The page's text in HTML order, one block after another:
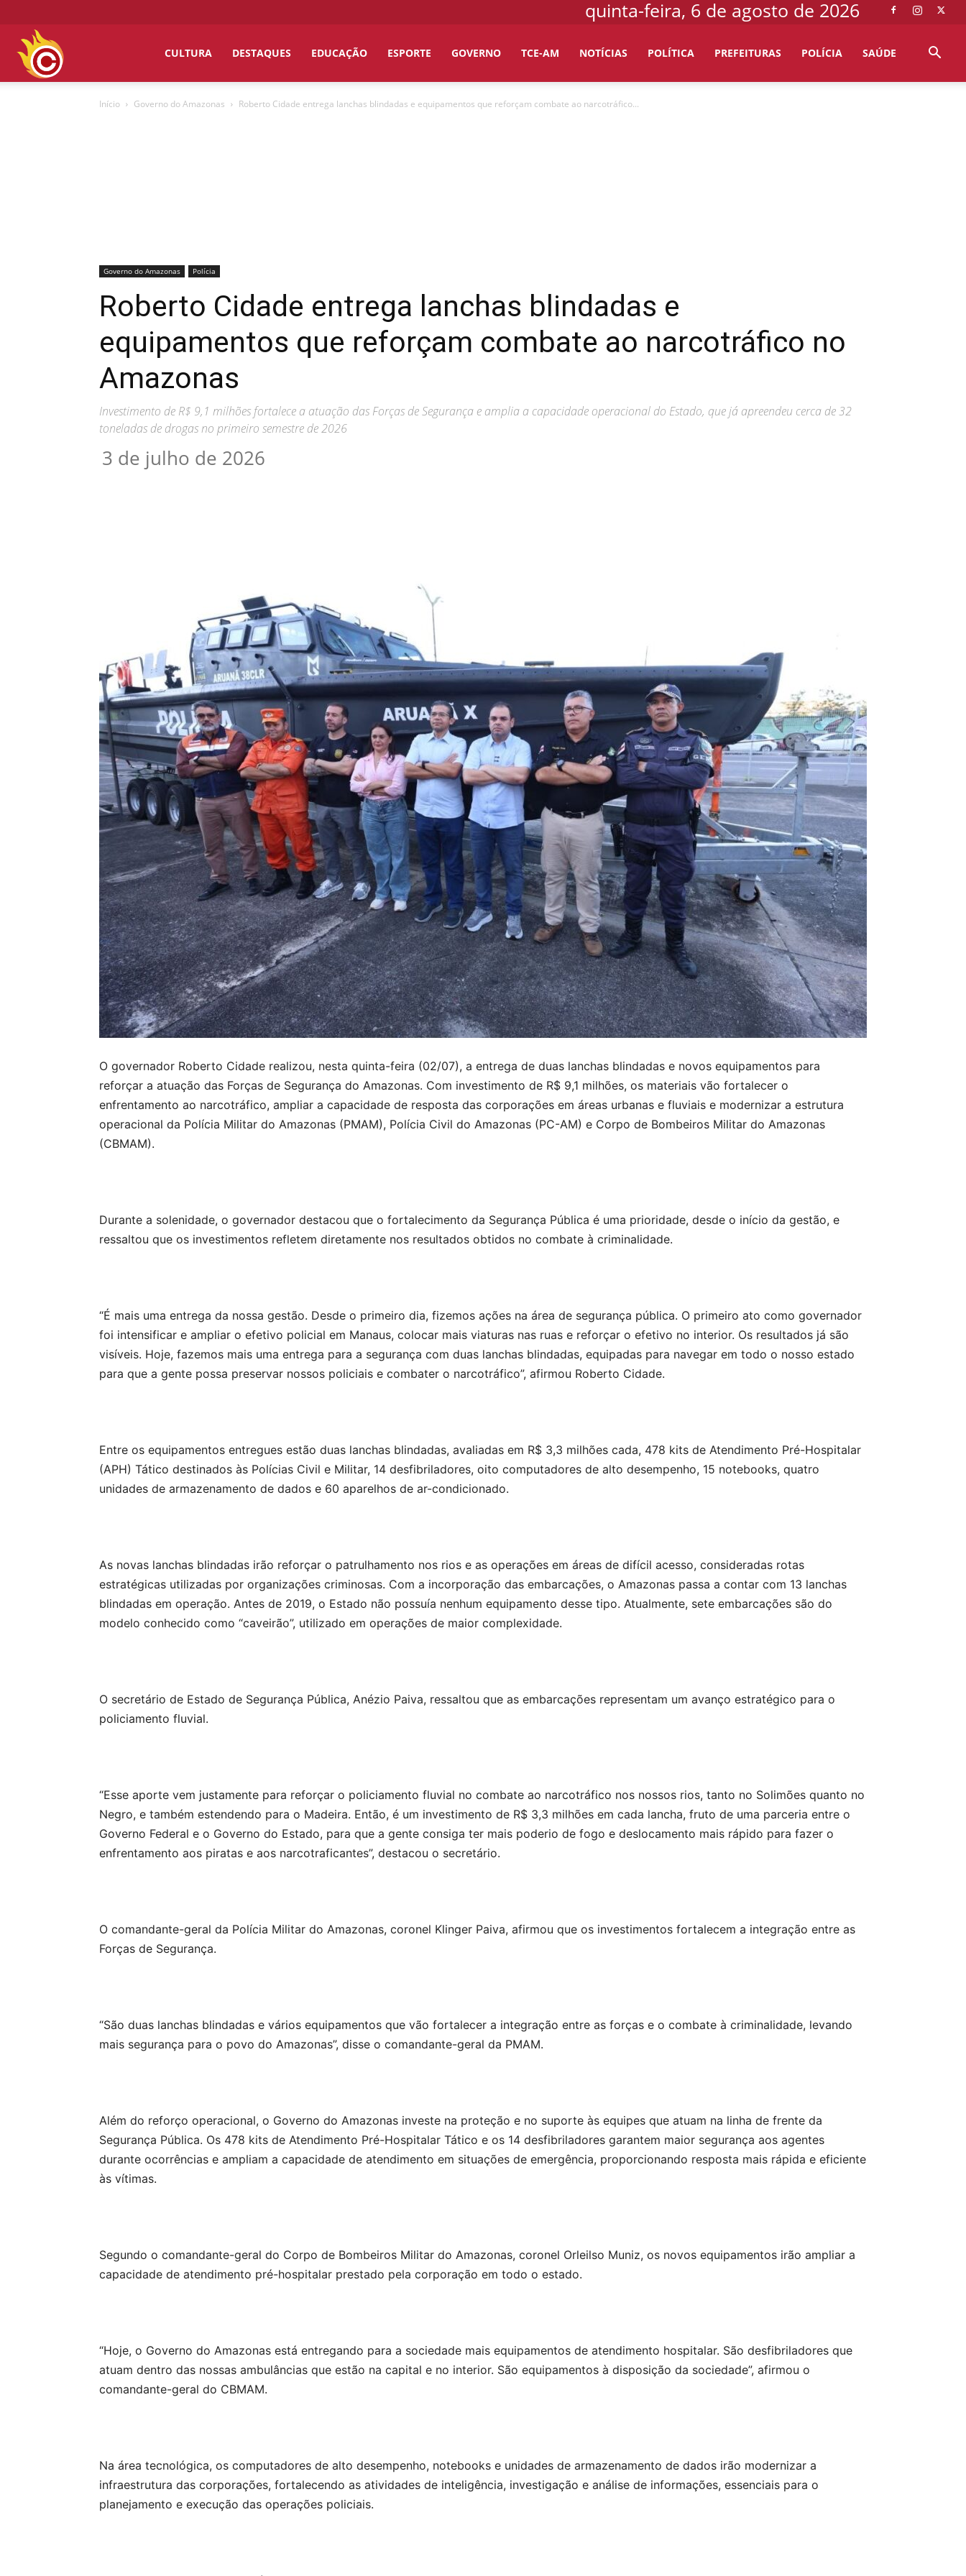
quinta-feira, 6 de agosto de 2026
CULTURA DESTAQUES EDUCAÇÃO ESPORTE GOVERNO TCE-AM NOTÍCIAS POLÍTICA PREFEITURAS POLÍCIA SAÚDE
Início Governo do Amazonas Roberto Cidade entrega lanchas blindadas e equipamentos que reforçam combate ao narcotráfico...
Governo do Amazonas Polícia
Roberto Cidade entrega lanchas blindadas e
equipamentos que reforçam combate ao narcotráfico no
Amazonas
Investimento de R$ 9,1 milhões fortalece a atuação das Forças de Segurança e amplia a capacidade operacional do Estado, que já apreendeu cerca de 32
toneladas de drogas no primeiro semestre de 2026
3 de julho de 2026
O governador Roberto Cidade realizou, nesta quinta-feira (02/07), a entrega de duas lanchas blindadas e novos equipamentos para
reforçar a atuação das Forças de Segurança do Amazonas. Com investimento de R$ 9,1 milhões, os materiais vão fortalecer o
enfrentamento ao narcotráfico, ampliar a capacidade de resposta das corporações em áreas urbanas e fluviais e modernizar a estrutura
operacional da Polícia Militar do Amazonas (PMAM), Polícia Civil do Amazonas (PC-AM) e Corpo de Bombeiros Militar do Amazonas
(CBMAM).
Durante a solenidade, o governador destacou que o fortalecimento da Segurança Pública é uma prioridade, desde o início da gestão, e
ressaltou que os investimentos refletem diretamente nos resultados obtidos no combate à criminalidade.
“É mais uma entrega da nossa gestão. Desde o primeiro dia, fizemos ações na área de segurança pública. O primeiro ato como governador
foi intensificar e ampliar o efetivo policial em Manaus, colocar mais viaturas nas ruas e reforçar o efetivo no interior. Os resultados já são
visíveis. Hoje, fazemos mais uma entrega para a segurança com duas lanchas blindadas, equipadas para navegar em todo o nosso estado
para que a gente possa preservar nossos policiais e combater o narcotráfico”, afirmou Roberto Cidade.
Entre os equipamentos entregues estão duas lanchas blindadas, avaliadas em R$ 3,3 milhões cada, 478 kits de Atendimento Pré-Hospitalar
(APH) Tático destinados às Polícias Civil e Militar, 14 desfibriladores, oito computadores de alto desempenho, 15 notebooks, quatro
unidades de armazenamento de dados e 60 aparelhos de ar-condicionado.
As novas lanchas blindadas irão reforçar o patrulhamento nos rios e as operações em áreas de difícil acesso, consideradas rotas
estratégicas utilizadas por organizações criminosas. Com a incorporação das embarcações, o Amazonas passa a contar com 13 lanchas
blindadas em operação. Antes de 2019, o Estado não possuía nenhum equipamento desse tipo. Atualmente, sete embarcações são do
modelo conhecido como “caveirão”, utilizado em operações de maior complexidade.
O secretário de Estado de Segurança Pública, Anézio Paiva, ressaltou que as embarcações representam um avanço estratégico para o
policiamento fluvial.
“Esse aporte vem justamente para reforçar o policiamento fluvial no combate ao narcotráfico nos nossos rios, tanto no Solimões quanto no
Negro, e também estendendo para o Madeira. Então, é um investimento de R$ 3,3 milhões em cada lancha, fruto de uma parceria entre o
Governo Federal e o Governo do Estado, para que a gente consiga ter mais poderio de fogo e deslocamento mais rápido para fazer o
enfrentamento aos piratas e aos narcotraficantes”, destacou o secretário.
O comandante-geral da Polícia Militar do Amazonas, coronel Klinger Paiva, afirmou que os investimentos fortalecem a integração entre as
Forças de Segurança.
“São duas lanchas blindadas e vários equipamentos que vão fortalecer a integração entre as forças e o combate à criminalidade, levando
mais segurança para o povo do Amazonas”, disse o comandante-geral da PMAM.
Além do reforço operacional, o Governo do Amazonas investe na proteção e no suporte às equipes que atuam na linha de frente da
Segurança Pública. Os 478 kits de Atendimento Pré-Hospitalar Tático e os 14 desfibriladores garantem maior segurança aos agentes
durante ocorrências e ampliam a capacidade de atendimento em situações de emergência, proporcionando resposta mais rápida e eficiente
às vítimas.
Segundo o comandante-geral do Corpo de Bombeiros Militar do Amazonas, coronel Orleilso Muniz, os novos equipamentos irão ampliar a
capacidade de atendimento pré-hospitalar prestado pela corporação em todo o estado.
“Hoje, o Governo do Amazonas está entregando para a sociedade mais equipamentos de atendimento hospitalar. São desfibriladores que
atuam dentro das nossas ambulâncias que estão na capital e no interior. São equipamentos à disposição da sociedade”, afirmou o
comandante-geral do CBMAM.
Na área tecnológica, os computadores de alto desempenho, notebooks e unidades de armazenamento de dados irão modernizar a
infraestrutura das corporações, fortalecendo as atividades de inteligência, investigação e análise de informações, essenciais para o
planejamento e execução das operações policiais.